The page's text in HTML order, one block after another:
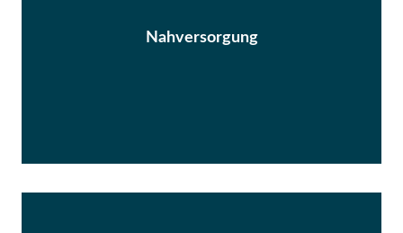
Nahversorgung